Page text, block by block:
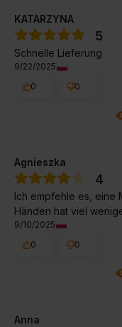
KATARZYNA
5
Schnelle Lieferung
9/22/2025
0
0
Agnieszka
4
Ich empfehle es, eine
Händen hat viel
9/10/2025
0
0
Anna